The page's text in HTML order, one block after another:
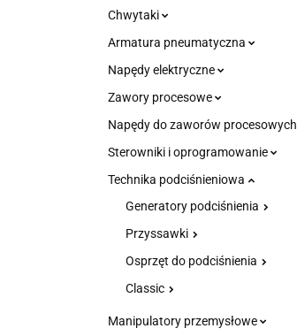
Chwytaki
Armatura pneumatyczna
Napędy elektryczne
Zawory procesowe
Napędy do zaworów procesowych
Sterowniki i oprogramowanie
Technika podciśnieniowa
Generatory podciśnienia
Przyssawki
Osprzęt do podciśnienia
Classic
Manipulatory przemysłowe